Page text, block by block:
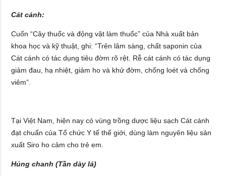
Cát cánh:
Cuốn “Cây thuốc và động vật làm thuốc” của Nhà xuất bản
khoa học và kỹ thuật, ghi: “Trên lâm sàng, chất saponin của
Cát cánh có tác dụng tiêu đờm rõ rệt. Rễ cát cánh có tác dụng
giảm đau, hạ nhiệt, giảm ho và khử đờm, chống loét và chống
viêm”.
Tại Việt Nam, hiện nay có vùng trồng dược liệu sạch Cát cánh
đạt chuẩn của Tổ chức Y tế thế giới, dùng làm nguyên liệu sản
xuất Siro ho cảm cho trẻ em.
Húng chanh (Tần dày lá)